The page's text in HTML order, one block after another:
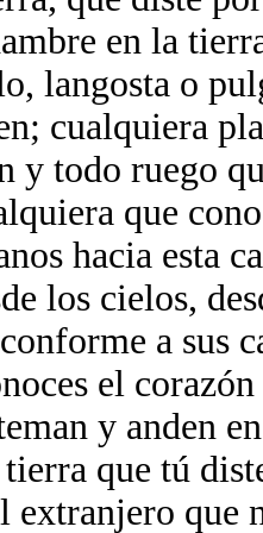
en la
langosta o
cualquiera
y todo ruego
que
hacia esta
los cielos,
a sus
el
y anden
que tú
extranjero que